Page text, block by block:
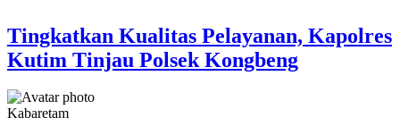
Tingkatkan Kualitas Pelayanan, Kapolres
Kutim Tinjau Polsek Kongbeng
Kabaretam